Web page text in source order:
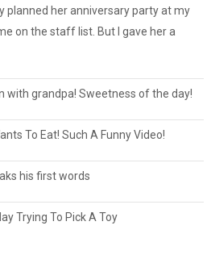
planned her anniversary party at my
on the staff list. But I gave her a
with grandpa! Sweetness of the day!
To Eat! Such A Funny Video!
his first words
Trying To Pick A Toy